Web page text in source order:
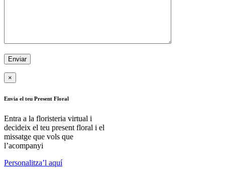
×
Envia el teu Present Floral
Entra a la floristeria virtual i
decideix el teu present floral i el
missatge que vols que
l’acompanyi
Personalitza’l aquí